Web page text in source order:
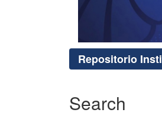
Repositorio
Search